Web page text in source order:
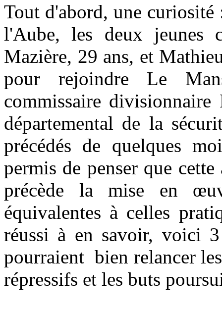
Tout d'abord, une curiosité
l'Aube, les deux jeunes
Mazière, 29 ans, et
pour rejoindre Le
commissaire divisionnaire
départemental de la
précédés de quelques
permis de penser que
précède la mise en
équivalentes à celles
réussi à en savoir, voici
pourraient bien relancer
répressifs et les buts